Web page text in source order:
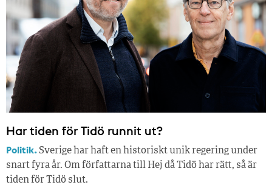
Har tiden för Tidö runnit ut?
Politik.Sverige har haft en historiskt unik regering under
snart fyra år. Om författarna till Hej då Tidö har rätt, så är
tiden för Tidö slut.